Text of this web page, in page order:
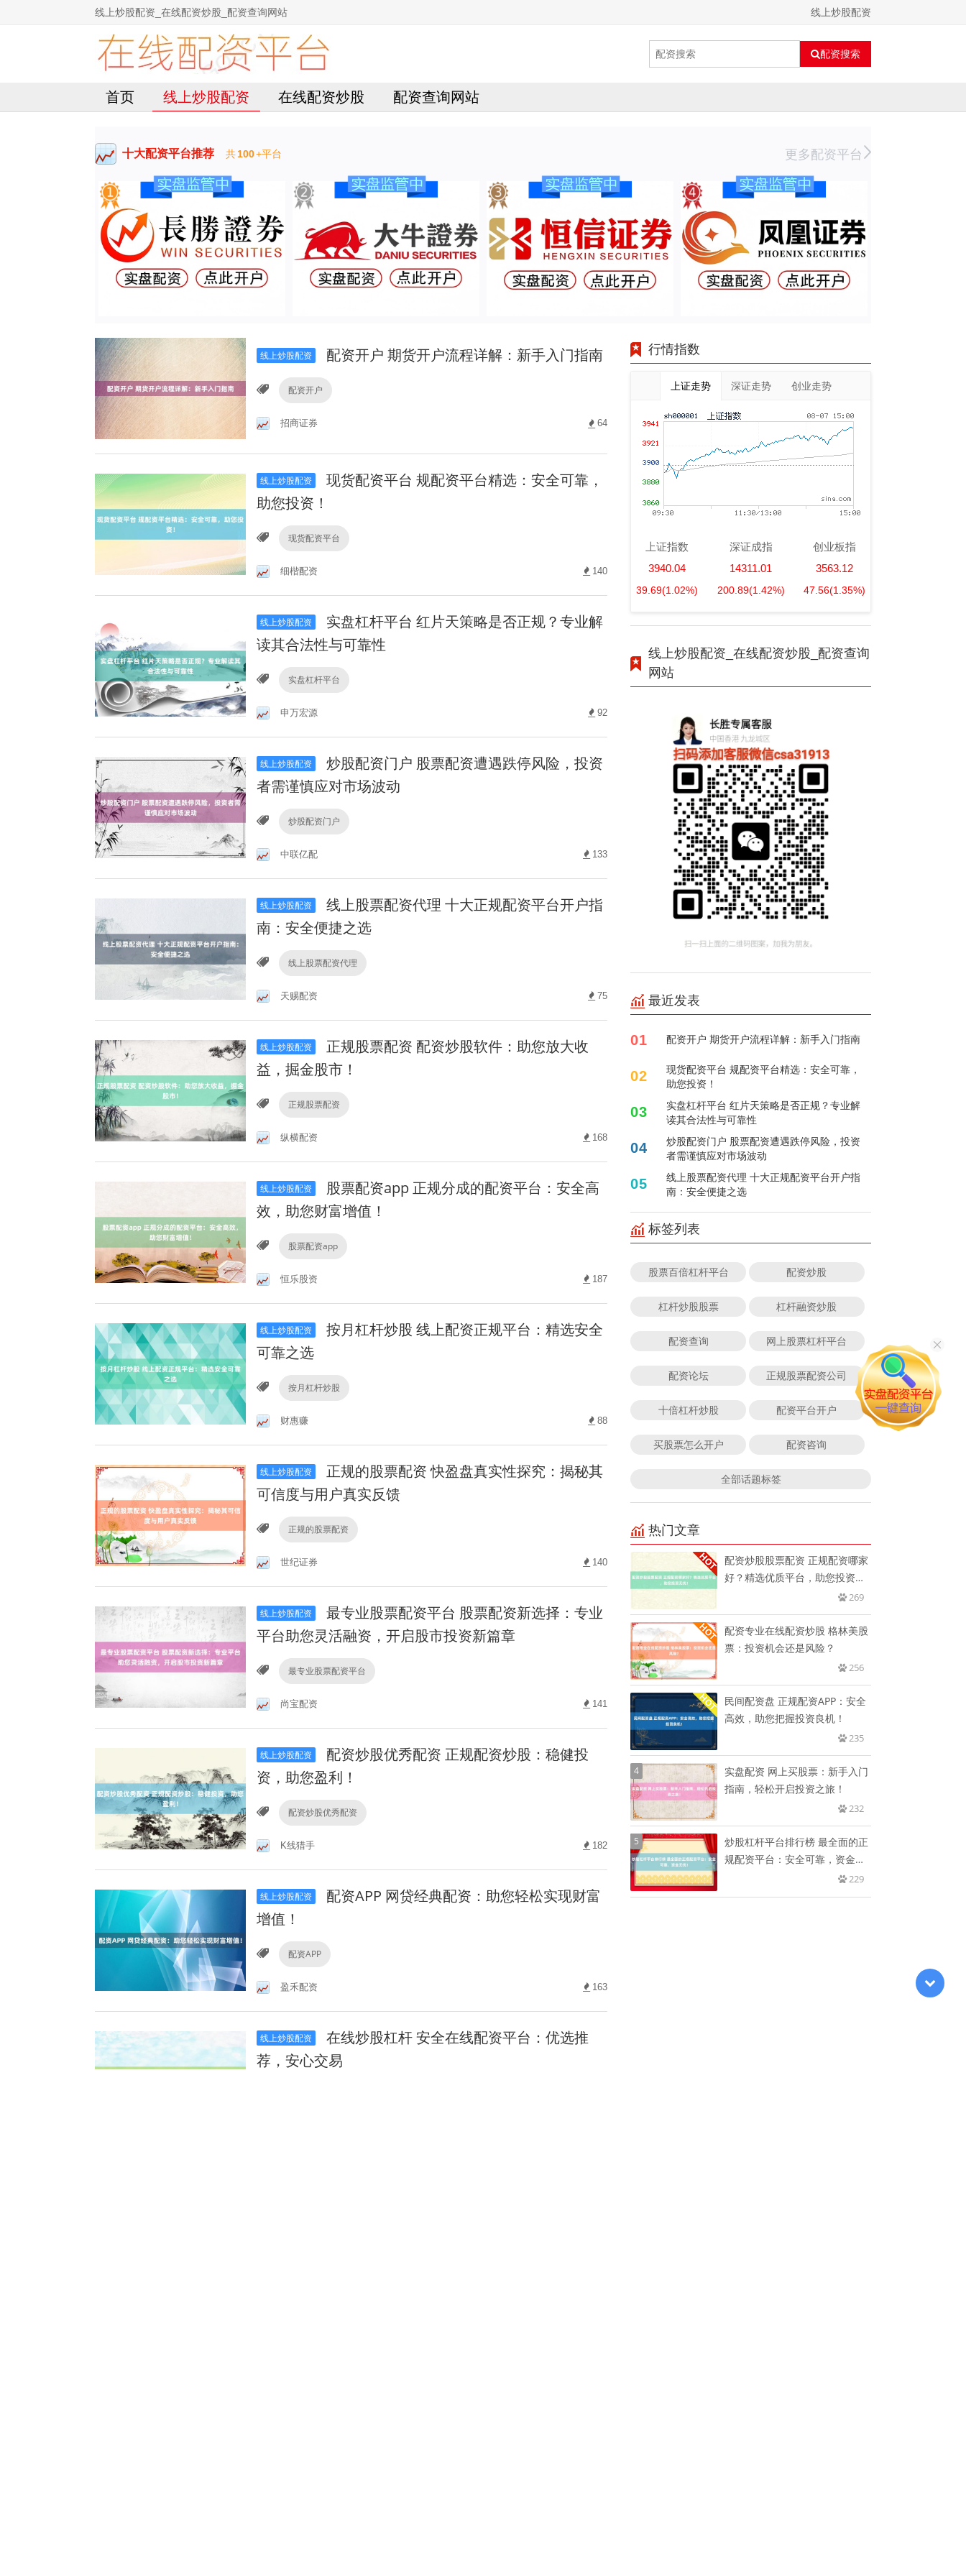
线上炒股配资_在线配资炒股_配资查询网站 线上炒股配资
配资搜索
首页 线上炒股配资 在线配资炒股 配资查询网站
十大配资平台推荐 共100+平台 更多配资平台
线上炒股配资 配资开户 期货开户流程详解：新手入门指南
配资开户
招商证券 64
线上炒股配资
现货配资平台 规配资平台精选：安全可靠，
助您投资！
现货配资平台
细楷配资 140
线上炒股配资
实盘杠杆平台 红片天策略是否正规？专业解
读其合法性与可靠性
实盘杠杆平台
申万宏源 92
线上炒股配资
炒股配资门户 股票配资遭遇跌停风险，投资
者需谨慎应对市场波动
炒股配资门户
中联亿配 133
线上炒股配资
线上股票配资代理 十大正规配资平台开户指
南：安全便捷之选
线上股票配资代理
天赐配资 75
线上炒股配资
正规股票配资 配资炒股软件：助您放大收
益，掘金股市！
正规股票配资
纵横配资 168
线上炒股配资
股票配资app 正规分成的配资平台：安全高
效，助您财富增值！
股票配资app
恒乐股资 187
线上炒股配资
按月杠杆炒股 线上配资正规平台：精选安全
可靠之选
按月杠杆炒股
财惠赚 88
线上炒股配资
正规的股票配资 快盈盘真实性探究：揭秘其
可信度与用户真实反馈
正规的股票配资
世纪证券 140
线上炒股配资
最专业股票配资平台 股票配资新选择：专业
平台助您灵活融资，开启股市投资新篇章
最专业股票配资平台
尚宝配资 141
线上炒股配资
配资炒股优秀配资 正规配资炒股：稳健投
资，助您盈利！
配资炒股优秀配资
K线猎手 182
线上炒股配资
配资APP 网贷经典配资：助您轻松实现财富
增值！
配资APP
盈禾配资 163
线上炒股配资
在线炒股杠杆 安全在线配资平台：优选推
荐，安心交易
行情指数
上证走势 深证走势 创业走势
上证指数
3940.04
39.69(1.02%)
深证成指
14311.01
200.89(1.42%)
创业板指
3563.12
47.56(1.35%)
线上炒股配资_在线配资炒股_配资查询
网站
最近发表
01 配资开户 期货开户流程详解：新手入门指南
02
现货配资平台 规配资平台精选：安全可靠，
助您投资！
03
实盘杠杆平台 红片天策略是否正规？专业解
读其合法性与可靠性
04
炒股配资门户 股票配资遭遇跌停风险，投资
者需谨慎应对市场波动
05
线上股票配资代理 十大正规配资平台开户指
南：安全便捷之选
标签列表
股票百倍杠杆平台 配资炒股
杠杆炒股股票 杠杆融资炒股
配资查询 网上股票杠杆平台
配资论坛 正规股票配资公司
十倍杠杆炒股 配资平台开户
买股票怎么开户 配资咨询
全部话题标签
热门文章
配资炒股股票配资 正规配资哪家
好？精选优质平台，助您投资无
269
配资专业在线配资炒股 格林美股
票：投资机会还是风险？
256
民间配资盘 正规配资APP：安全
高效，助您把握投资良机！
235
4
实盘配资 网上买股票：新手入门
指南，轻松开启投资之旅！
232
5
炒股杠杆平台排行榜 最全面的正
规配资平台：安全可靠，资金无
229